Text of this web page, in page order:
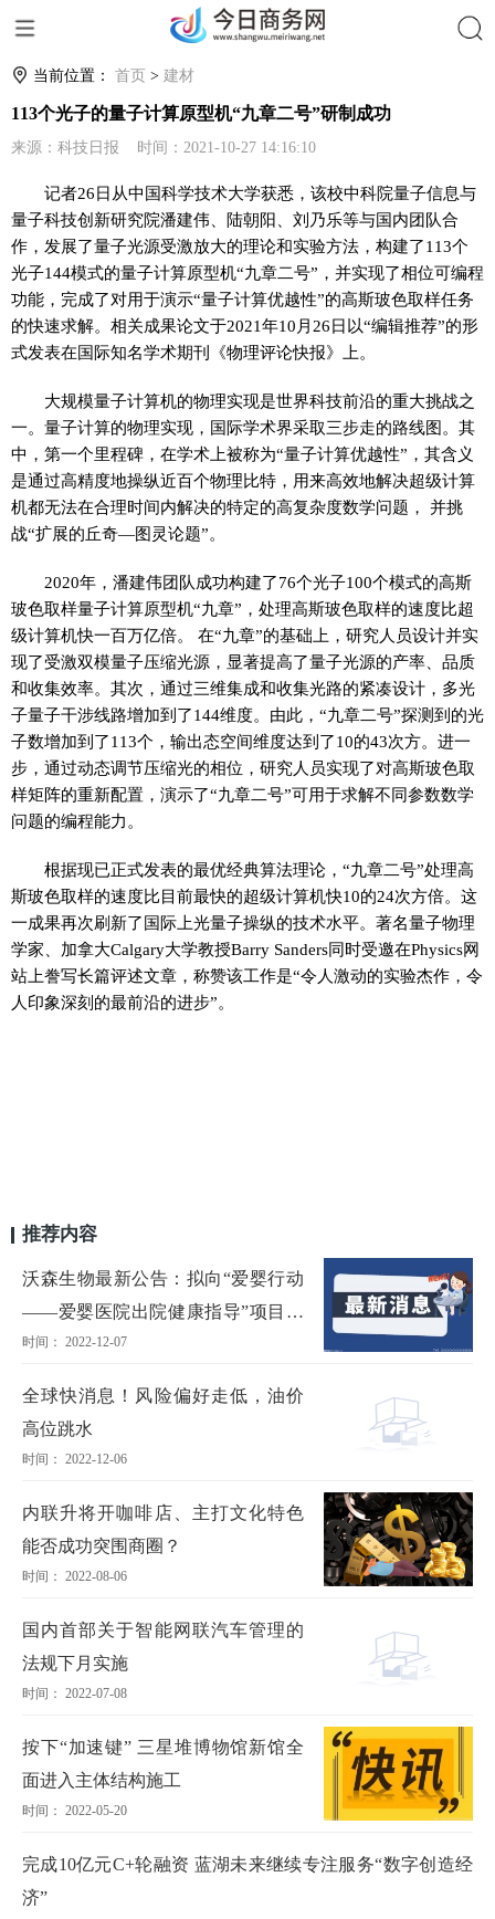
当前位置： 首页 > 建材
113个光子的量子计算原型机“九章二号”研制成功
来源：科技日报 时间：2021-10-27 14:16:10
记者26日从中国科学技术大学获悉，该校中科院量子信息与
量子科技创新研究院潘建伟、陆朝阳、刘乃乐等与国内团队合
作，发展了量子光源受激放大的理论和实验方法，构建了113个
光子144模式的量子计算原型机“九章二号”，并实现了相位可编程
功能，完成了对用于演示“量子计算优越性”的高斯玻色取样任务
的快速求解。相关成果论文于2021年10月26日以“编辑推荐”的形
式发表在国际知名学术期刊《物理评论快报》上。
大规模量子计算机的物理实现是世界科技前沿的重大挑战之
一。量子计算的物理实现，国际学术界采取三步走的路线图。其
中，第一个里程碑，在学术上被称为“量子计算优越性”，其含义
是通过高精度地操纵近百个物理比特，用来高效地解决超级计算
机都无法在合理时间内解决的特定的高复杂度数学问题， 并挑
战“扩展的丘奇—图灵论题”。
2020年，潘建伟团队成功构建了76个光子100个模式的高斯
玻色取样量子计算原型机“九章”，处理高斯玻色取样的速度比超
级计算机快一百万亿倍。 在“九章”的基础上，研究人员设计并实
现了受激双模量子压缩光源，显著提高了量子光源的产率、品质
和收集效率。其次，通过三维集成和收集光路的紧凑设计，多光
子量子干涉线路增加到了144维度。由此，“九章二号”探测到的光
子数增加到了113个，输出态空间维度达到了10的43次方。进一
步，通过动态调节压缩光的相位，研究人员实现了对高斯玻色取
样矩阵的重新配置，演示了“九章二号”可用于求解不同参数数学
问题的编程能力。
根据现已正式发表的最优经典算法理论，“九章二号”处理高
斯玻色取样的速度比目前最快的超级计算机快10的24次方倍。这
一成果再次刷新了国际上光量子操纵的技术水平。著名量子物理
学家、加拿大Calgary大学教授Barry Sanders同时受邀在Physics网
站上誊写长篇评述文章，称赞该工作是“令人激动的实验杰作，令
人印象深刻的最前沿的进步”。
推荐内容
沃森生物最新公告：拟向“爱婴行动
——爱婴医院出院健康指导”项目捐
赠545万元
时间： 2022-12-07
全球快消息！风险偏好走低，油价
高位跳水
时间： 2022-12-06
内联升将开咖啡店、主打文化特色
能否成功突围商圈？
时间： 2022-08-06
国内首部关于智能网联汽车管理的
法规下月实施
时间： 2022-07-08
按下“加速键” 三星堆博物馆新馆全
面进入主体结构施工
时间： 2022-05-20
完成10亿元C+轮融资 蓝湖未来继续专注服务“数字创造经
济”